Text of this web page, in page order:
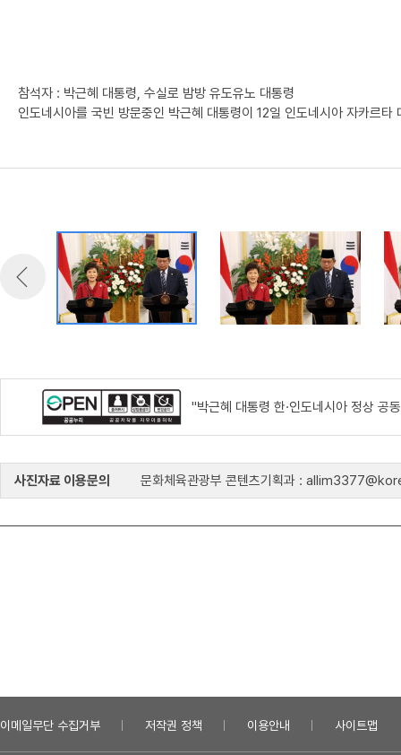
참석자 : 박근혜 대통령, 수실로 밤방 유도유노 대통령
인도네시아를 국빈 방문중인 박근혜 대통령이 12일 인도네시아 자카르
"박근혜 대통령 한·인도네시아 정상
사진자료 이용문의 문화체육관광부 콘텐츠기획과 :
이메일무단 수집거부 저작권 정책 이용안내 사이트맵